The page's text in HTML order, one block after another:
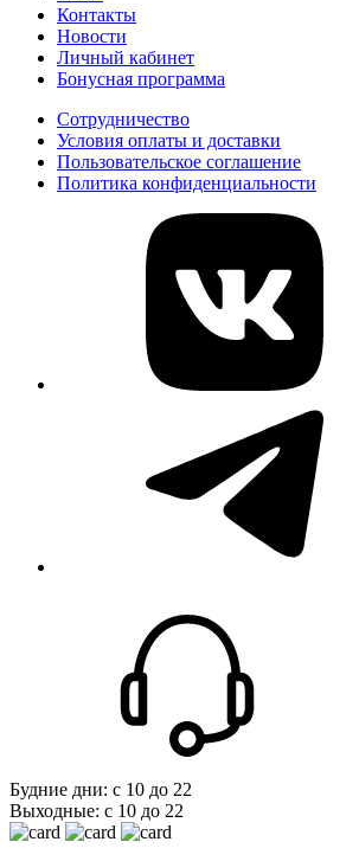
Контакты
Новости
Личный кабинет
Бонусная программа
Сотрудничество
Условия оплаты и доставки
Пользовательское соглашение
Политика конфиденциальности
Будние дни: с 10 до 22
Выходные: с 10 до 22